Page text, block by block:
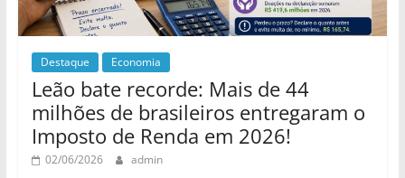
Destaque Economia
Leão bate recorde: Mais de 44
milhões de brasileiros entregaram o
Imposto de Renda em 2026!
02/06/2026 admin